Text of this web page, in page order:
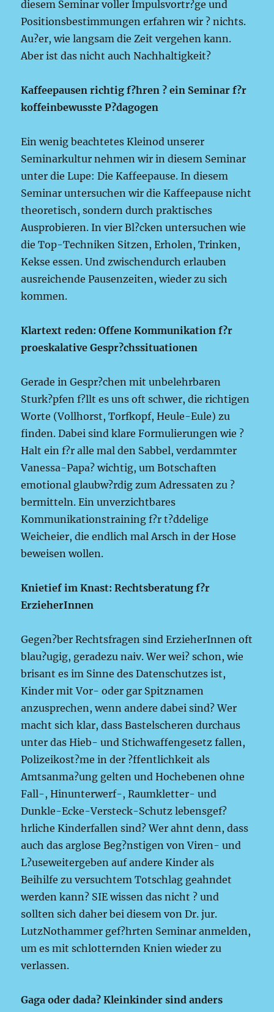
diesem Seminar voller Impulsvortr?ge und
Positionsbestimmungen erfahren wir ? nichts.
Au?er, wie langsam die Zeit vergehen kann.
Aber ist das nicht auch Nachhaltigkeit?
Kaffeepausen richtig f?hren ? ein Seminar f?r
koffeinbewusste P?dagogen
Ein wenig beachtetes Kleinod unserer
Seminarkultur nehmen wir in diesem Seminar
unter die Lupe: Die Kaffeepause. In diesem
Seminar untersuchen wir die Kaffeepause nicht
theoretisch, sondern durch praktisches
Ausprobieren. In vier Bl?cken untersuchen wie
die Top-Techniken Sitzen, Erholen, Trinken,
Kekse essen. Und zwischendurch erlauben
ausreichende Pausenzeiten, wieder zu sich
kommen.
Klartext reden: Offene Kommunikation f?r
proeskalative Gespr?chssituationen
Gerade in Gespr?chen mit unbelehrbaren
Sturk?pfen f?llt es uns oft schwer, die richtigen
Worte (Vollhorst, Torfkopf, Heule-Eule) zu
finden. Dabei sind klare Formulierungen wie ?
Halt ein f?r alle mal den Sabbel, verdammter
Vanessa-Papa? wichtig, um Botschaften
emotional glaubw?rdig zum Adressaten zu ?
bermitteln. Ein unverzichtbares
Kommunikationstraining f?r t?ddelige
Weicheier, die endlich mal Arsch in der Hose
beweisen wollen.
Knietief im Knast: Rechtsberatung f?r
ErzieherInnen
Gegen?ber Rechtsfragen sind ErzieherInnen oft
blau?ugig, geradezu naiv. Wer wei? schon, wie
brisant es im Sinne des Datenschutzes ist,
Kinder mit Vor- oder gar Spitznamen
anzusprechen, wenn andere dabei sind? Wer
macht sich klar, dass Bastelscheren durchaus
unter das Hieb- und Stichwaffengesetz fallen,
Polizeikost?me in der ?ffentlichkeit als
Amtsanma?ung gelten und Hochebenen ohne
Fall-, Hinunterwerf-, Raumkletter- und
Dunkle-Ecke-Versteck-Schutz lebensgef?
hrliche Kinderfallen sind? Wer ahnt denn, dass
auch das arglose Beg?nstigen von Viren- und
L?useweitergeben auf andere Kinder als
Beihilfe zu versuchtem Totschlag geahndet
werden kann? SIE wissen das nicht ? und
sollten sich daher bei diesem von Dr. jur.
LutzNothammer gef?hrten Seminar anmelden,
um es mit schlotternden Knien wieder zu
verlassen.
Gaga oder dada? Kleinkinder sind anders